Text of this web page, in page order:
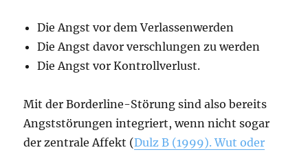
Die Angst vor dem Verlassenwerden
Die Angst davor verschlungen zu werden
Die Angst vor Kontrollverlust.
Mit der Borderline-Störung sind also bereits
Angststörungen integriert, wenn nicht sogar
der zentrale Affekt (Dulz B (1999). Wut oder